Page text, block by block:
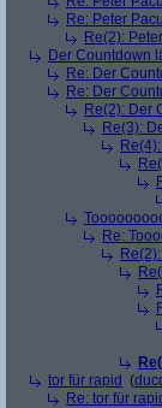
Re: Peter
Re(2):
Der Countdown
Re: Der
Re: Der
Re(2): Der
Re(3):
Re:
tor für rapid (
Re: tor für